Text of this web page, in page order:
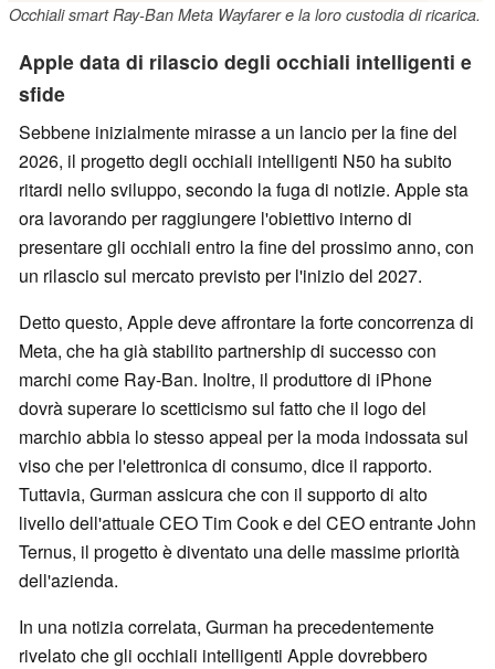
Occhiali smart Ray-Ban Meta Wayfarer e la loro custodia di ricarica.
Apple data di rilascio degli occhiali intelligenti e
sfide
Sebbene inizialmente mirasse a un lancio per la fine del
2026, il progetto degli occhiali intelligenti N50 ha subito
ritardi nello sviluppo, secondo la fuga di notizie. Apple sta
ora lavorando per raggiungere l'obiettivo interno di
presentare gli occhiali entro la fine del prossimo anno, con
un rilascio sul mercato previsto per l'inizio del 2027.
Detto questo, Apple deve affrontare la forte concorrenza di
Meta, che ha già stabilito partnership di successo con
marchi come Ray-Ban. Inoltre, il produttore di iPhone
dovrà superare lo scetticismo sul fatto che il logo del
marchio abbia lo stesso appeal per la moda indossata sul
viso che per l'elettronica di consumo, dice il rapporto.
Tuttavia, Gurman assicura che con il supporto di alto
livello dell'attuale CEO Tim Cook e del CEO entrante John
Ternus, il progetto è diventato una delle massime priorità
dell'azienda.
In una notizia correlata, Gurman ha precedentemente
rivelato che gli occhiali intelligenti Apple dovrebbero